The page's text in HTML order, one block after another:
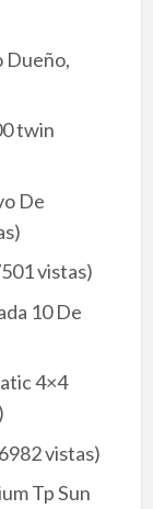
Dueño,
twin
De
vistas)
10 De
4×4
vistas)
Tp Sun